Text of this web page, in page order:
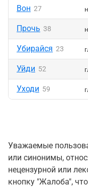
Вон 27
Прочь 38
Убирайся 23
Уйди 52
Уходи 59
Уважаемые
или синонимы,
нецензурной или
кнопку "Жалоба",